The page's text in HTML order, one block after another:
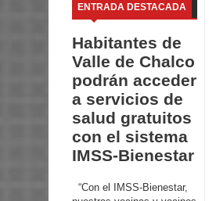
ENTRADA DESTACADA
Habitantes de
Valle de Chalco
podrán acceder
a servicios de
salud gratuitos
con el sistema
IMSS-Bienestar
“Con el IMSS-Bienestar,